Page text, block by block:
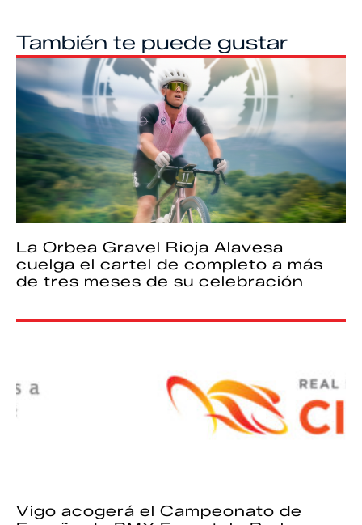
También te puede gustar
La Orbea Gravel Rioja Alavesa
cuelga el cartel de completo a más
de tres meses de su celebración
Vigo acogerá el Campeonato de